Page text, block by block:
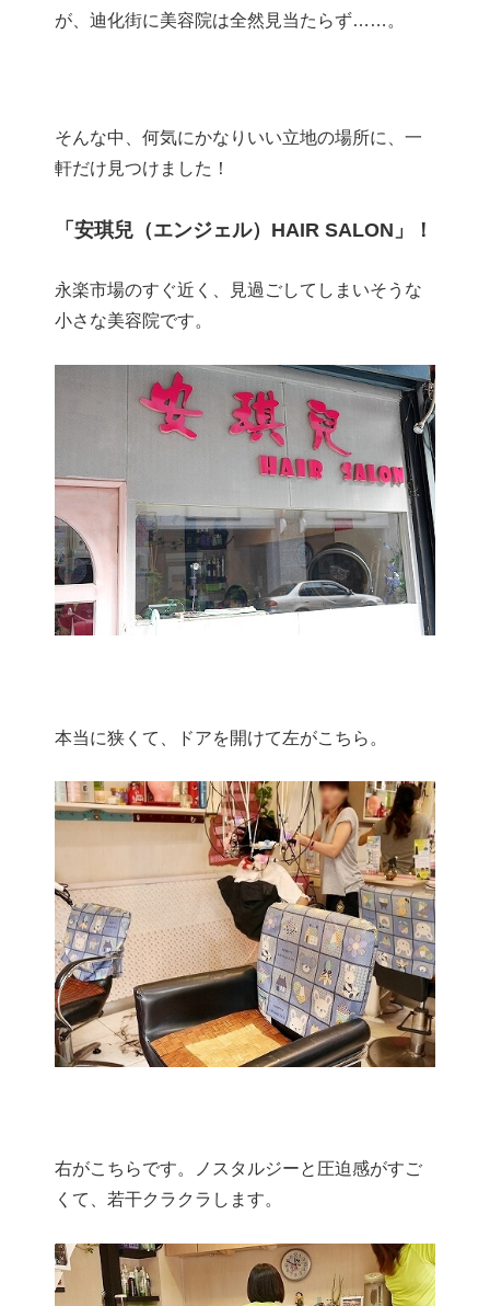
が、迪化街に美容院は全然見当たらず……。
そんな中、何気にかなりいい立地の場所に、一
軒だけ見つけました！
「安琪兒（エンジェル）HAIR SALON」！
永楽市場のすぐ近く、見過ごしてしまいそうな
小さな美容院です。
本当に狭くて、ドアを開けて左がこちら。
右がこちらです。ノスタルジーと圧迫感がすご
くて、若干クラクラします。